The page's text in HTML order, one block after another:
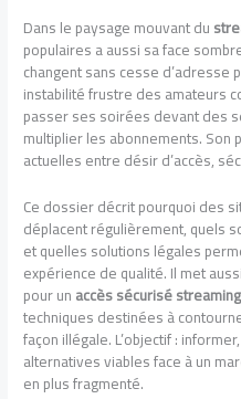
Dans le paysage mouvant du
populaires a aussi sa face
changent sans cesse d’adresse
instabilité frustre des amateurs
passer ses soirées devant des
multiplier les abonnements.
actuelles entre désir d’accès,
Ce dossier décrit pourquoi des
déplacent régulièrement, quels
et quelles solutions légales
expérience de qualité. Il met
pour unaccès sécurisé streaming
techniques destinées à
façon illégale. L’objectif :
alternatives viables face à un
en plus fragmenté.